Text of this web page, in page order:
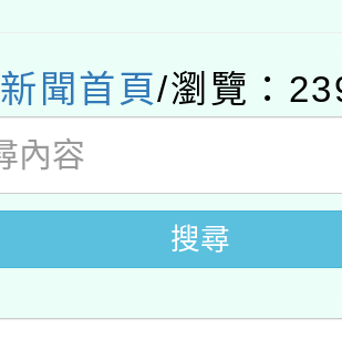
成長研習實施計
工作坊新北場」
臺北學習中心
學習班」招生簡
關國立成功大學
共融平台-教案
動簡章
國民及學前教育
COVID-19疫苗接
對象擴大為「滿6
民眾」措施，延
聞首頁/瀏覽：
搜尋